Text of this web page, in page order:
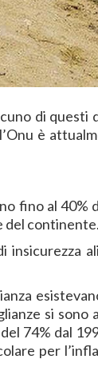
di questi
è
fino al
del continente.
insicurezza
si sono
74% dal
per